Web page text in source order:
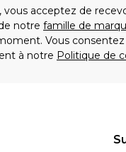
acceptez de
notre famille de
Vous
à notre Politique de